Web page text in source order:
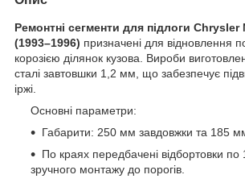
Ремонтні сегменти для підлоги Chrysler
(1993–1996) призначені для відновлення
корозією ділянок кузова. Вироби
сталі завтовшки 1,2 мм, що забезпечує
іржі.
Основні параметри:
Габарити: 250 мм завдовжки та 185
По краях передбачені відбортовки
зручного монтажу до порогів.